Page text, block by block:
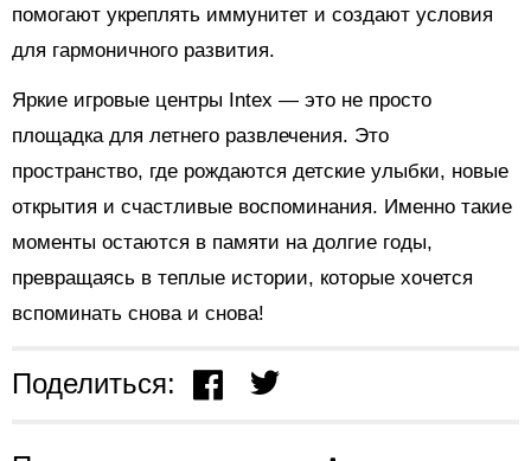
помогают укреплять иммунитет и создают условия
для гармоничного развития.
Яркие игровые центры Intex — это не просто
площадка для летнего развлечения. Это
пространство, где рождаются детские улыбки, новые
открытия и счастливые воспоминания. Именно такие
моменты остаются в памяти на долгие годы,
превращаясь в теплые истории, которые хочется
вспоминать снова и снова!
Поделиться: